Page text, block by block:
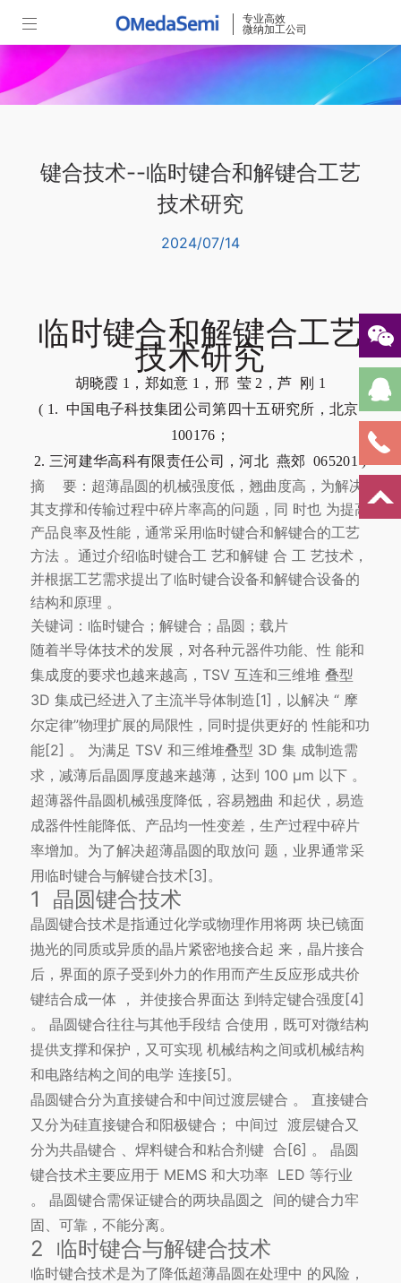
专业高效
微纳加工公司
键合技术--临时键合和解键合工艺
技术研究
2024/07/14
临时键合和解键合工艺
技术研究
胡晓霞 1，郑如意 1，邢 莹 2，芦 刚 1
( 1. 中国电子科技集团公司第四十五研究所，北京
100176；
2. 三河建华高科有限责任公司，河北 燕郊 065201 )
摘 要：超薄晶圆的机械强度低，翘曲度高，为解决
其支撑和传输过程中碎片率高的问题，同 时也 为提高
产品良率及性能，通常采用临时键合和解键合的工艺
方法 。通过介绍临时键合工 艺和解键 合 工 艺技术，
并根据工艺需求提出了临时键合设备和解键合设备的
结构和原理 。
关键词：临时键合；解键合；晶圆；载片
随着半导体技术的发展，对各种元器件功能、性 能和
集成度的要求也越来越高，TSV 互连和三维堆 叠型
3D 集成已经进入了主流半导体制造[1]，以解决 “ 摩
尔定律”物理扩展的局限性，同时提供更好的 性能和功
能[2] 。 为满足 TSV 和三维堆叠型 3D 集 成制造需
求，减薄后晶圆厚度越来越薄，达到 100 μm 以下 。
超薄器件晶圆机械强度降低，容易翘曲 和起伏，易造
成器件性能降低、产品均一性变差，生产过程中碎片
率增加。为了解决超薄晶圆的取放问 题，业界通常采
用临时键合与解键合技术[3]。
1 晶圆键合技术
晶圆键合技术是指通过化学或物理作用将两 块已镜面
抛光的同质或异质的晶片紧密地接合起 来，晶片接合
后，界面的原子受到外力的作用而产生反应形成共价
键结合成一体 ， 并使接合界面达 到特定键合强度[4]
。 晶圆键合往往与其他手段结 合使用，既可对微结构
提供支撑和保护，又可实现 机械结构之间或机械结构
和电路结构之间的电学 连接[5]。
晶圆键合分为直接键合和中间过渡层键合 。 直接键合
又分为硅直接键合和阳极键合； 中间过 渡层键合又
分为共晶键合 、焊料键合和粘合剂键 合[6] 。 晶圆
键合技术主要应用于 MEMS 和大功率 LED 等行业
。 晶圆键合需保证键合的两块晶圆之 间的键合力牢
固、可靠，不能分离。
2 临时键合与解键合技术
临时键合技术是为了降低超薄晶圆在处理中 的风险，